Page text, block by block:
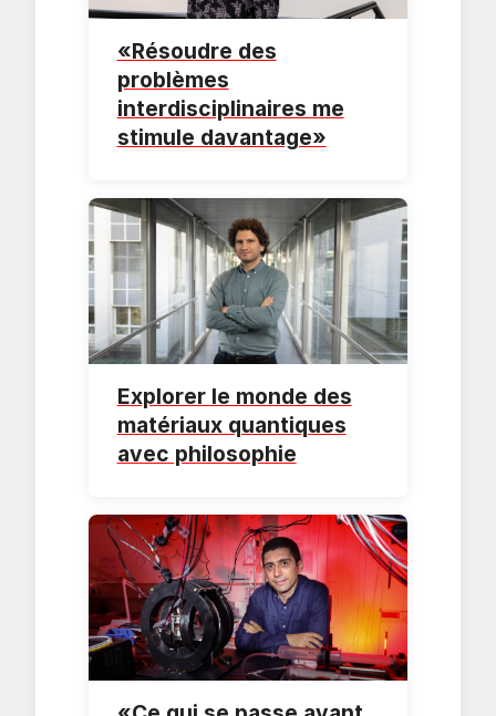
«Résoudre des
problèmes
interdisciplinaires me
stimule davantage»
Explorer le monde des
matériaux quantiques
avec philosophie